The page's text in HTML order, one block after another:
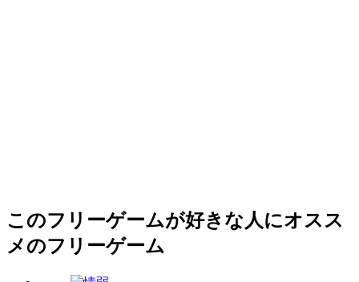
このフリーゲームが好きな人にオスス
メのフリーゲーム